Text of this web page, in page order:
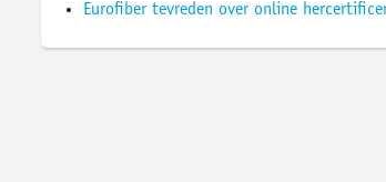
Eurofiber tevreden over online